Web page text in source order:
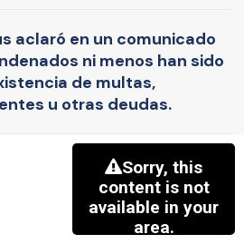
aclaró en un comunicado
ni menos han sido
de multas,
u otras deudas.